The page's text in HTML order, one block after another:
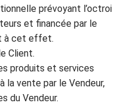
prévoyant l’octroi
et financée par le
à cet effet.
Client.
produits et services
la vente par le Vendeur,
du Vendeur.